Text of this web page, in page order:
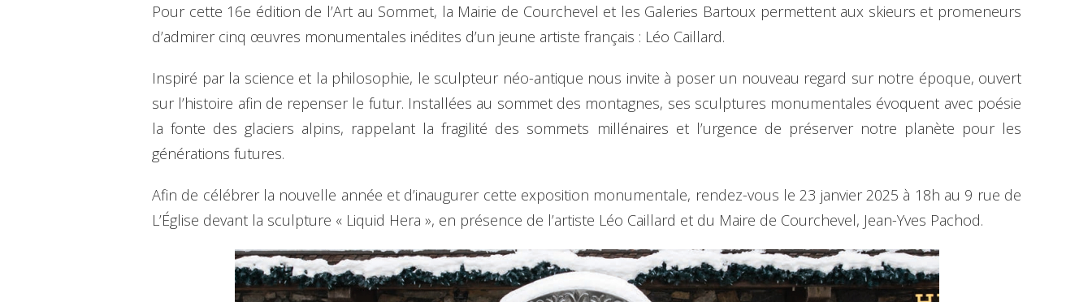
Pour cette 16e édition de l’Art au Sommet, la Mairie de Courchevel et les Galeries Bartoux permettent aux skieurs et promeneurs
d’admirer cinq œuvres monumentales inédites d’un jeune artiste français : Léo Caillard.
Inspiré par la science et la philosophie, le sculpteur néo-antique nous invite à poser un nouveau regard sur notre époque, ouvert
sur l’histoire afin de repenser le futur. Installées au sommet des montagnes, ses sculptures monumentales évoquent avec poésie
la fonte des glaciers alpins, rappelant la fragilité des sommets millénaires et l’urgence de préserver notre planète pour les
générations futures.
Afin de célébrer la nouvelle année et d’inaugurer cette exposition monumentale, rendez-vous le 23 janvier 2025 à 18h au 9 rue de
L’Église devant la sculpture « Liquid Hera », en présence de l’artiste Léo Caillard et du Maire de Courchevel, Jean-Yves Pachod.